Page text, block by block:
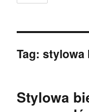
Tag:stylowa
Stylowa